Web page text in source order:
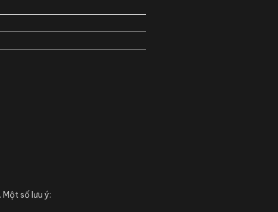
số lưu ý: